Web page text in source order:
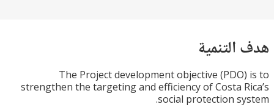
The Project development objective
strengthen the targeting and efficiency of Costa
social protection